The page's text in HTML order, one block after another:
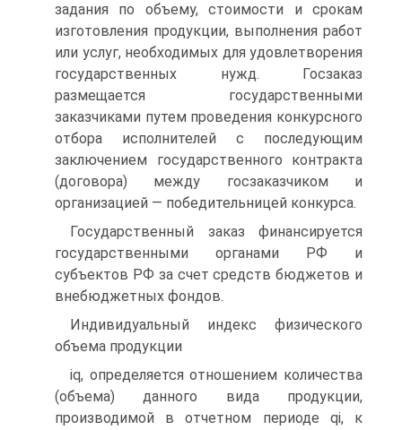
задания по объему, стоимости и срокам
изготовления продукции, выполнения работ
или услуг, необходимых для удовлетворения
государственных нужд. Госзаказ
размещается государственными
заказчиками путем проведения конкурсного
отбора исполнителей с последующим
заключением государственного контракта
(договора) между госзаказчиком и
организацией — победительницей конкурса.
Государственный заказ финансируется
государственными органами РФ и
субъектов РФ за счет средств бюджетов и
внебюджетных фондов.
Индивидуальный индекс физического
объема продукции
iq, определяется отношением количества
(объема) данного вида продукции,
производимой в отчетном периоде qi, к